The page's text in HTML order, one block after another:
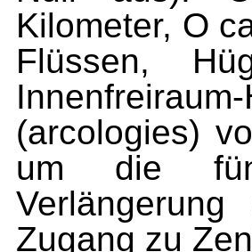
Kilometer, O
Flüssen,
(arcologies)
um die
Zugang zu